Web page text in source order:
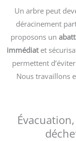
Un arbre peut
déracinement
proposons un
immédiatet
permettent
Nous travaillons